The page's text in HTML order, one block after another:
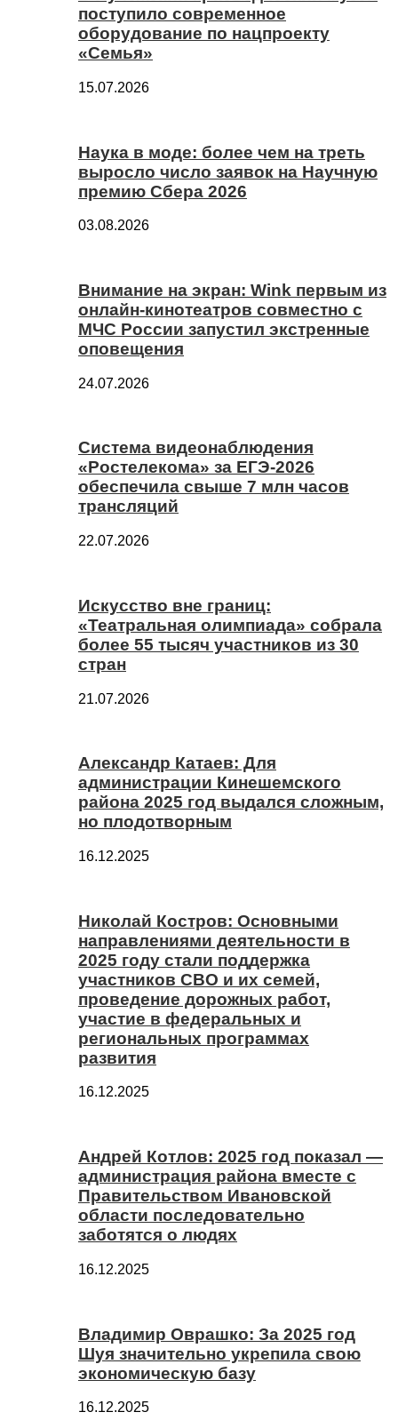
поступило современное
оборудование по нацпроекту
«Семья»
15.07.2026
Наука в моде: более чем на треть
выросло число заявок на Научную
премию Сбера 2026
03.08.2026
Внимание на экран: Wink первым из
онлайн-кинотеатров совместно с
МЧС России запустил экстренные
оповещения
24.07.2026
Система видеонаблюдения
«Ростелекома» за ЕГЭ-2026
обеспечила свыше 7 млн часов
трансляций
22.07.2026
Искусство вне границ:
«Театральная олимпиада» собрала
более 55 тысяч участников из 30
стран
21.07.2026
Александр Катаев: Для
администрации Кинешемского
района 2025 год выдался сложным,
но плодотворным
16.12.2025
Николай Костров: Основными
направлениями деятельности в
2025 году стали поддержка
участников СВО и их семей,
проведение дорожных работ,
участие в федеральных и
региональных программах
развития
16.12.2025
Андрей Котлов: 2025 год показал —
администрация района вместе с
Правительством Ивановской
области последовательно
заботятся о людях
16.12.2025
Владимир Оврашко: За 2025 год
Шуя значительно укрепила свою
экономическую базу
16.12.2025